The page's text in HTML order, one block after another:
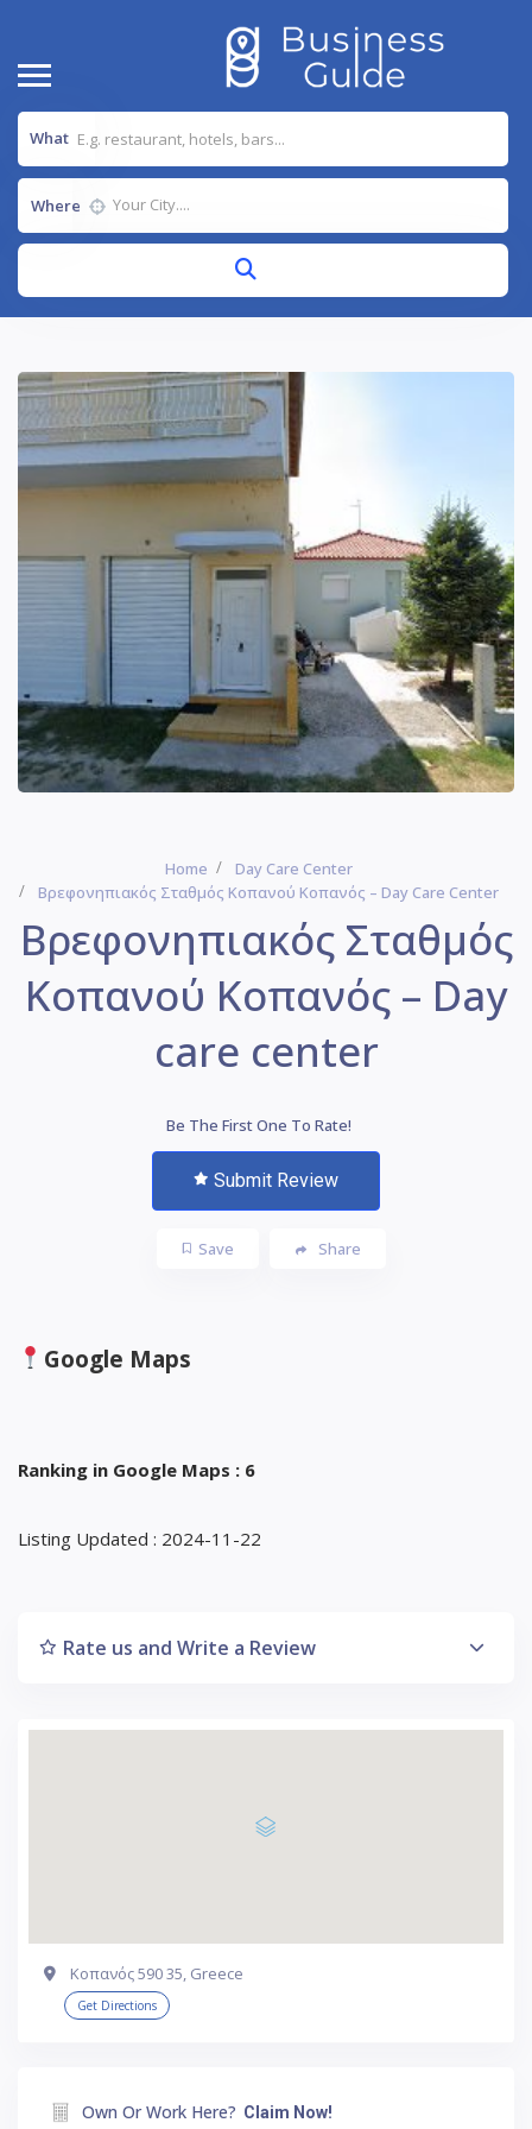
What
Where
Home
Day Care Center
Βρεφονηπιακός Σταθμός Κοπανού Κοπανός – Day Care Center
Βρεφονηπιακός Σταθμός
Κοπανού Κοπανός – Day
care center
Be The First One To Rate!
Submit Review
Save Share
Google Maps
Ranking in Google Maps : 6
Listing Updated : 2024-11-22
Rate us and Write a Review
Κοπανός 590 35, Greece
Get Directions
Own Or Work Here? Claim Now!